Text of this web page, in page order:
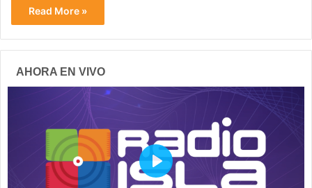
Read More »
AHORA EN VIVO
P